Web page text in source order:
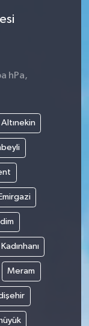
hPa,
Altınekin
Emirgazi
Kadınhanı
Meram